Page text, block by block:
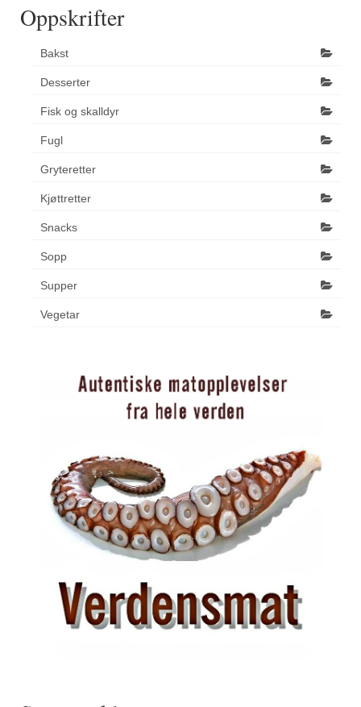
Oppskrifter
Bakst
Desserter
Fisk og skalldyr
Fugl
Gryteretter
Kjøttretter
Snacks
Sopp
Supper
Vegetar